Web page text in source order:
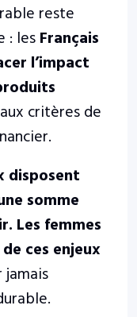
reste
: lesFrançais
l’impact
critères de
disposent
somme
Les femmes
ces enjeux